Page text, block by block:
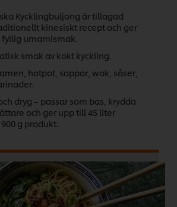
Kycklingbuljong är tillagad
kinesiskt recept och ger
fyllig umamismak.
smak av kokt kyckling.
hotpot, soppor, wok, såser,
dryg – passar som bas, krydda
och ger upp till 45 liter
g produkt.